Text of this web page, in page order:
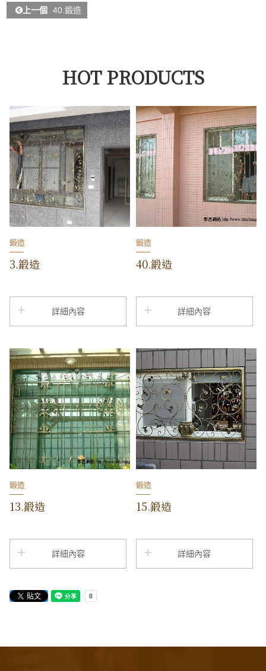
上一個 40.鍛造
HOT PRODUCTS
鍛造
3.鍛造
詳細內容
鍛造
40.鍛造
詳細內容
鍛造
13.鍛造
詳細內容
鍛造
15.鍛造
詳細內容